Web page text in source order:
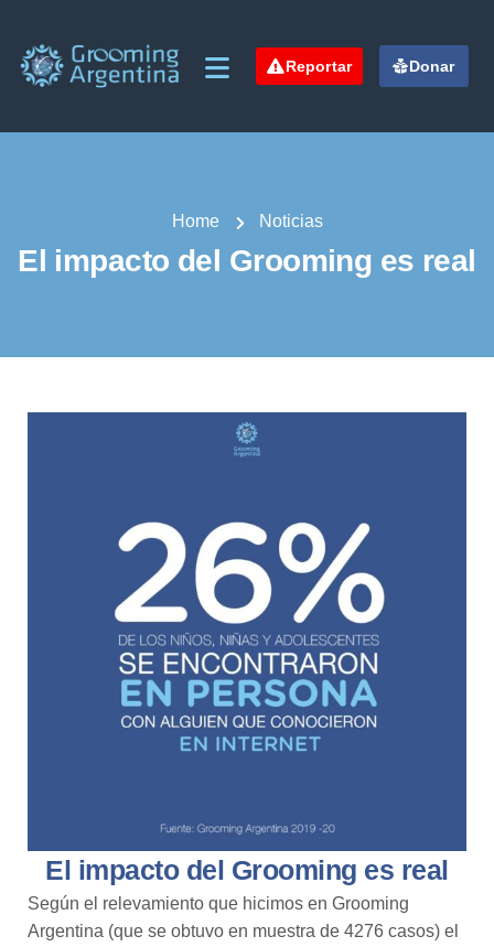
Reportar Donar
Home Noticias
El impacto del Grooming es real
El impacto del Grooming es real
Según el relevamiento que hicimos en Grooming
Argentina (que se obtuvo en muestra de 4276 casos) el